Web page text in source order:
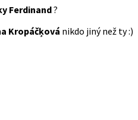
Ferdinand?
Kropáčķová nikdo jiný než ty :)